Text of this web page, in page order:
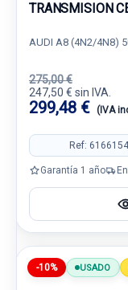
TRANSMISION
AUDI A8 (4N2/4N8)
275,00 €
247,50 € sin IVA.
299,48 € (IVA
Ref: 6166154
Garantía 1 año
-10% USADO